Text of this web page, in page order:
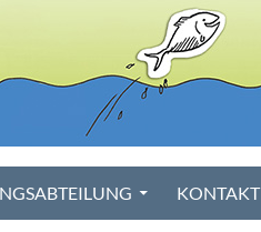
KONTAKT